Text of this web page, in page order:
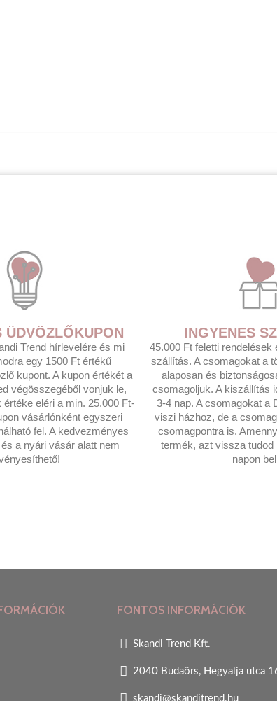
ÜDVÖZLŐKUPON
Trend hírlevelére és mi
egy 1500 Ft értékű
kupont. A kupon értékét a
végösszegéből vonjuk le,
eléri a min. 25.000 Ft-
vásárlónként egyszeri
fel. A kedvezményes
a nyári vásár alatt nem
INGYENES
45.000 Ft feletti rendelések
szállítás. A csomagokat a
alaposan és
csomagoljuk. A kiszállítás
3-4 nap. A csomagokat a
viszi házhoz, de a
csomagpontra is.
termék, azt vissza tudod
napon
FONTOS INFORMÁCIÓK
Skandi Trend Kft.
2040 Budaörs, Hegyalja utca
skandi@skanditrend.hu